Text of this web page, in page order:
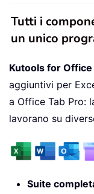
Tutti i
un unico
Kutools for Office
aggiuntivi per
a Office Tab Pro:
lavorano su
Suite